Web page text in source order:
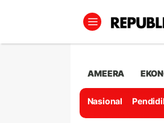
AMEERA
Nasional